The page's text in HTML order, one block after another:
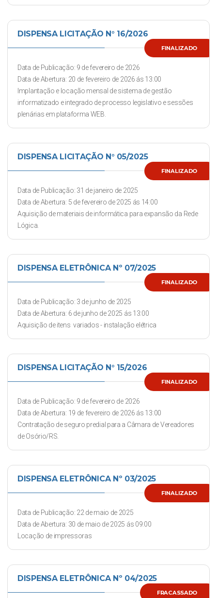
FINALIZADO
DISPENSA LICITAÇÃO N° 16/2026
Data de Publicação: 9 de fevereiro de 2026
Data de Abertura: 20 de fevereiro de 2026 ás 13:00
Implantação e locação mensal de sistema de gestão
informatizado e integrado de processo legislativo e sessões
plenárias em plataforma WEB.
FINALIZADO
DISPENSA LICITAÇÃO N° 05/2025
Data de Publicação: 31 de janeiro de 2025
Data de Abertura: 5 de fevereiro de 2025 ás 14:00
Aquisição de materiais de informática para expansão da Rede
Lógica.
FINALIZADO
DISPENSA ELETRÔNICA Nº 07/2025
Data de Publicação: 3 de junho de 2025
Data de Abertura: 6 de junho de 2025 ás 13:00
Aquisição de itens variados - instalação elétrica
FINALIZADO
DISPENSA LICITAÇÃO N° 15/2026
Data de Publicação: 9 de fevereiro de 2026
Data de Abertura: 19 de fevereiro de 2026 ás 13:00
Contratação de seguro predial para a Câmara de Vereadores
de Osório/RS.
FINALIZADO
DISPENSA ELETRÔNICA Nº 03/2025
Data de Publicação: 22 de maio de 2025
Data de Abertura: 30 de maio de 2025 ás 09:00
Locação de impressoras
FRACASSADO
DISPENSA ELETRÔNICA Nº 04/2025